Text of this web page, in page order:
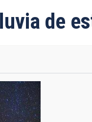
de